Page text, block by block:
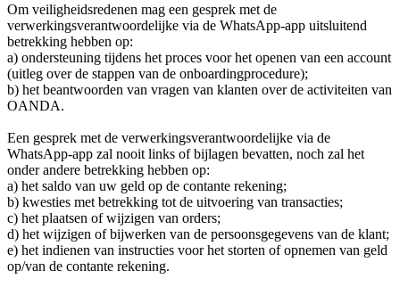
Om veiligheidsredenen mag een gesprek met de
verwerkingsverantwoordelijke via de WhatsApp-app uitsluitend
betrekking hebben op:
a) ondersteuning tijdens het proces voor het openen van een account
(uitleg over de stappen van de onboardingprocedure);
b) het beantwoorden van vragen van klanten over de activiteiten van
OANDA.
Een gesprek met de verwerkingsverantwoordelijke via de
WhatsApp-app zal nooit links of bijlagen bevatten, noch zal het
onder andere betrekking hebben op:
a) het saldo van uw geld op de contante rekening;
b) kwesties met betrekking tot de uitvoering van transacties;
c) het plaatsen of wijzigen van orders;
d) het wijzigen of bijwerken van de persoonsgegevens van de klant;
e) het indienen van instructies voor het storten of opnemen van geld
op/van de contante rekening.